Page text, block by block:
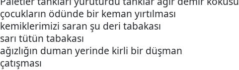
çocukların ödünde bir keman yırtılması
kemiklerimizi saran şu deri tabakası
sarı tütün tabakası
ağızlığın duman yerinde kirli bir düşman
çatışması